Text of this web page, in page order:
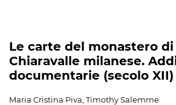
Le carte del monastero di
Chiaravalle milanese.
documentarie (secolo XII)
Maria Cristina Piva, Timothy Salemme